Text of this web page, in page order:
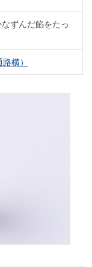
ずんだ餡をたっ
横）